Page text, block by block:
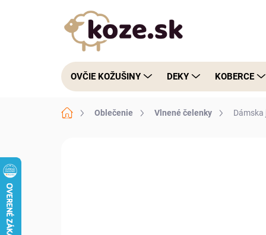
OVČIE KOŽUŠINY DEKY KOBERCE
DomovOblečenie Vlnené čelenky Dámska